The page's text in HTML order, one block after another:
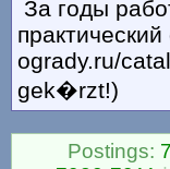
За годы
ogrady.ru/
gek�rzt!)
Postings: